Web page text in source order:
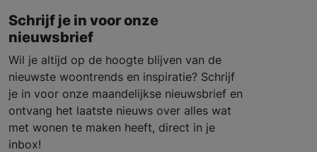
Schrijf je in voor onze
nieuwsbrief
Wil je altijd op de hoogte blijven van de
nieuwste woontrends en inspiratie? Schrijf
je in voor onze maandelijkse nieuwsbrief en
ontvang het laatste nieuws over alles wat
met wonen te maken heeft, direct in je
inbox!